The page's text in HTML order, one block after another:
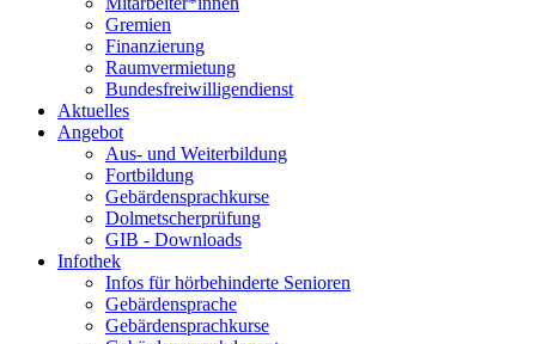
Gremien
Finanzierung
Raumvermietung
Bundesfreiwilligendienst
Aktuelles
Angebot
Aus- und Weiterbildung
Fortbildung
Gebärdensprachkurse
Dolmetscherprüfung
GIB - Downloads
Infothek
Infos für hörbehinderte Senioren
Gebärdensprache
Gebärdensprachkurse